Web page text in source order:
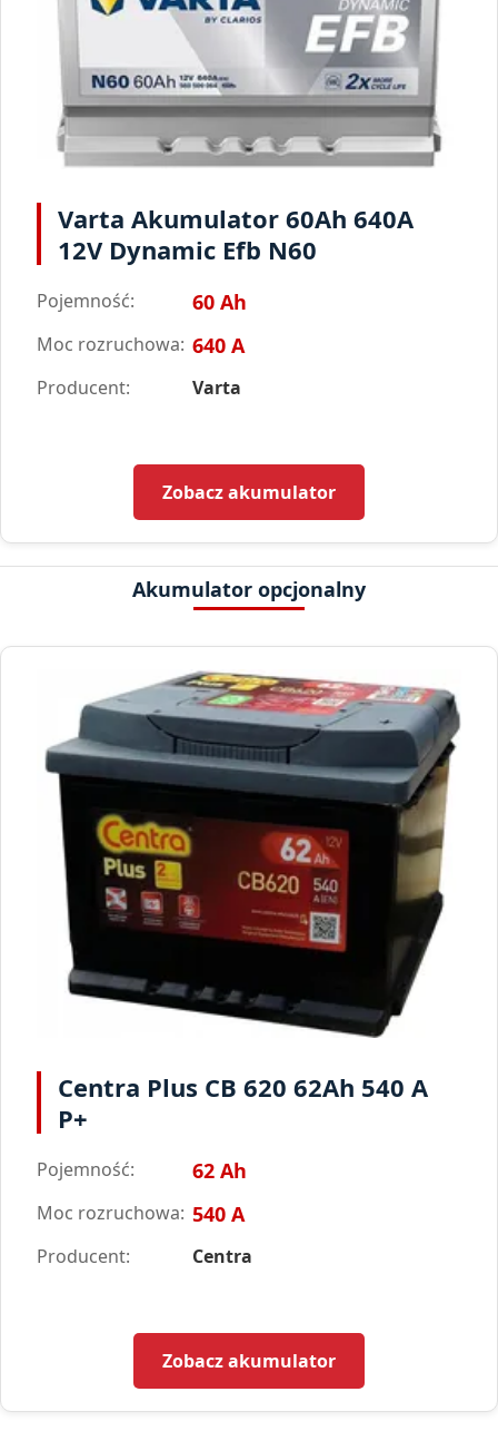
Varta Akumulator 60Ah 640A
12V Dynamic Efb N60
Pojemność: 60 Ah
Moc rozruchowa: 640 A
Producent: Varta
Zobacz akumulator
Akumulator opcjonalny
Centra Plus CB 620 62Ah 540 A
P+
Pojemność: 62 Ah
Moc rozruchowa: 540 A
Producent: Centra
Zobacz akumulator